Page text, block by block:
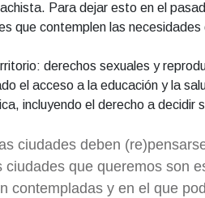
Para dejar esto en el
que contemplen las necesidades
derechos sexuales y
el acceso a la educación y la
incluyendo el derecho a decidir
ciudades deben
ciudades que queremos son
contempladas y en el que